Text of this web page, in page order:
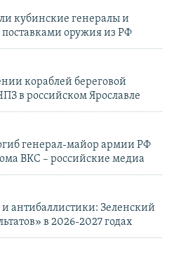
кубинские генералы и
оружия из РФ
кораблей береговой
в российском Ярославле
генерал-майор армии РФ
ВКС – российские медиа
и антибаллистики: Зеленский
в 2026-2027 годах